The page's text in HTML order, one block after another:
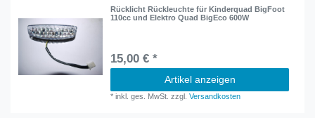
Rücklicht Rückleuchte für Kinderquad BigFoot
110cc und Elektro Quad BigEco 600W
15,00 € *
Artikel anzeigen
*inkl. ges. MwSt. zzgl.Versandkosten